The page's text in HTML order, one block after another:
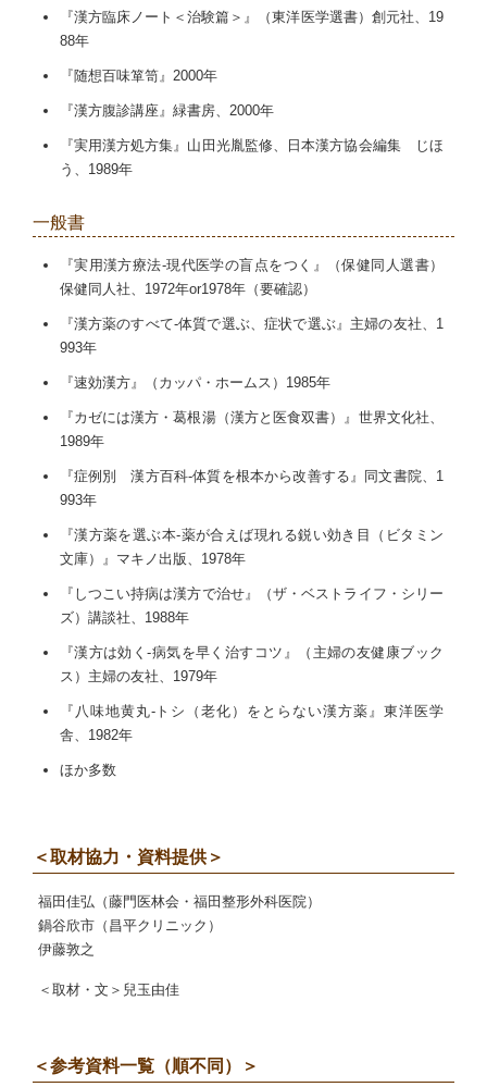
『漢方臨床ノート＜治験篇＞』（東洋医学選書）創元社、19
88年
『随想百味箪笥』2000年
『漢方腹診講座』緑書房、2000年
『実用漢方処方集』山田光胤監修、日本漢方協会編集 じほ
う、1989年
一般書
『実用漢方療法-現代医学の盲点をつく』（保健同人選書）
保健同人社、1972年or1978年（要確認）
『漢方薬のすべて-体質で選ぶ、症状で選ぶ』主婦の友社、1
993年
『速効漢方』（カッパ・ホームス）1985年
『カゼには漢方・葛根湯（漢方と医食双書）』世界文化社、
1989年
『症例別 漢方百科-体質を根本から改善する』同文書院、1
993年
『漢方薬を選ぶ本-薬が合えば現れる鋭い効き目（ビタミン
文庫）』マキノ出版、1978年
『しつこい持病は漢方で治せ』（ザ・ベストライフ・シリー
ズ）講談社、1988年
『漢方は効く-病気を早く治すコツ』（主婦の友健康ブック
ス）主婦の友社、1979年
『八味地黄丸-トシ（老化）をとらない漢方薬』東洋医学
舎、1982年
ほか多数
＜取材協力・資料提供＞
福田佳弘（藤門医林会・福田整形外科医院）
鍋谷欣市（昌平クリニック）
伊藤敦之
＜取材・文＞兒玉由佳
＜参考資料一覧（順不同）＞